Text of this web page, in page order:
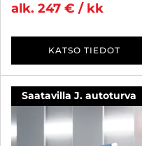
alk. 247 € / kk
KATSO TIEDOT
Saatavilla J. autoturva